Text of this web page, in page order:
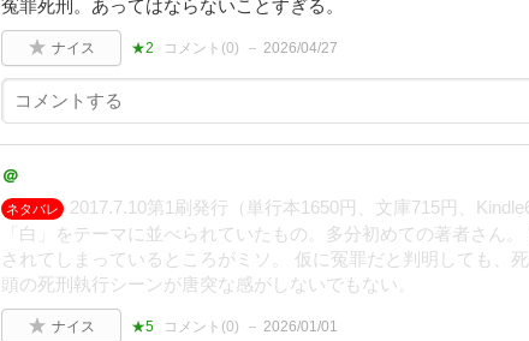
冤罪死刑。あってはならないことすぎる。
ナイス ★2 コメント(0) 2026/04/27
＠
ネタバレ
2017.7.10第1刷発行（単行本1650円、文庫715円、
「白」をテーマに並べられていたもの。多分初めての著者さん
されてしまっているところがミソ。 仮に冤罪だと判明しても、
頭の死刑執行シーンが唐突な感がしないでもない。
ナイス ★5 コメント(0) 2026/01/01